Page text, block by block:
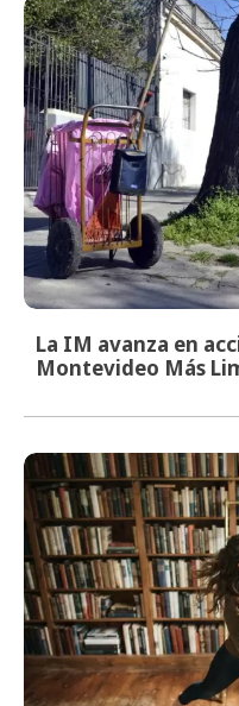
La IM avanza en
Montevideo Más